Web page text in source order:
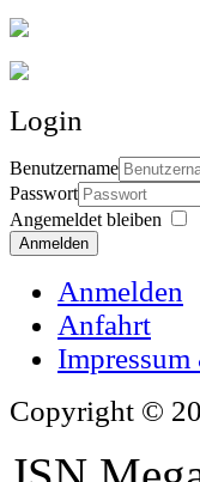
Login
Benutzername
Passwort
Angemeldet bleiben
Anmelden
Anmelden
Anfahrt
Copyright ©